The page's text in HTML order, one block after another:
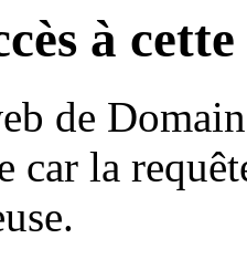
à
de
car la